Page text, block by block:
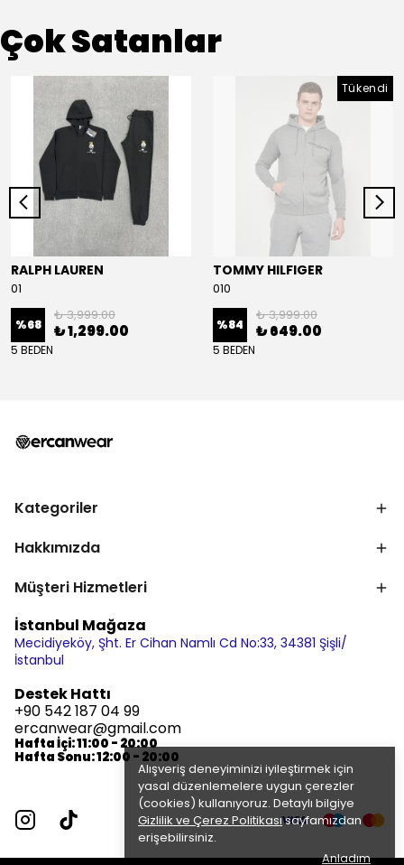
Alışveriş deneyiminizi iyileştirmek için
yasal düzenlemelere uygun çerezler
(cookies) kullanıyoruz. Detaylı bilgiye
Gizlilik ve Çerez Politikasısayfamızdan
erişebilirsiniz.
Anladım
Çok Satanlar
RALPH LAUREN
01
%68
₺ 3,999.00
₺ 1,299.00
5 BEDEN
Tükendi
TOMMY HILFIGER
010
%84
₺ 3,999.00
₺ 649.00
5 BEDEN
Kategoriler
Hakkımızda
Müşteri Hizmetleri
İstanbul Mağaza
Mecidiyeköy, Şht. Er Cihan Namlı Cd No:33, 34381 Şişli/
İstanbul
Destek Hattı
+90 542 187 04 99
ercanwear@gmail.com
Hafta İçi: 11:00 - 20:00
Hafta Sonu: 12:00 - 20:00